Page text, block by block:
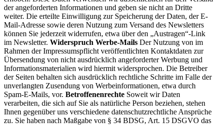
der angeforderten Informationen und geben sie nicht an Dritte
weiter. Die erteilte Einwilligung zur Speicherung der Daten, der E-
Mail-Adresse sowie deren Nutzung zum Versand des Newsletters
können Sie jederzeit widerrufen, etwa über den „Austragen“-Link
im Newsletter. Widerspruch Werbe-Mails Der Nutzung von im
Rahmen der Impressumspflicht veröffentlichten Kontaktdaten zur
Übersendung von nicht ausdrücklich angeforderter Werbung und
Informationsmaterialien wird hiermit widersprochen. Die Betreiber
der Seiten behalten sich ausdrücklich rechtliche Schritte im Falle der
unverlangten Zusendung von Werbeinformationen, etwa durch
Spam-E-Mails, vor. Betroffenenrechte Soweit wir Daten
verarbeiten, die sich auf Sie als natürliche Person beziehen, stehen
Ihnen gegenüber uns verschiedene datenschutzrechtliche Ansprüche
zu. Sie haben nach Maßgabe von § 34 BDSG, Art. 15 DSGVO das